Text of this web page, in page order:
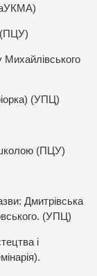
(ПЦУ)
(УПЦ)
(ПЦУ)
Дмитрівська
(УПЦ)
і